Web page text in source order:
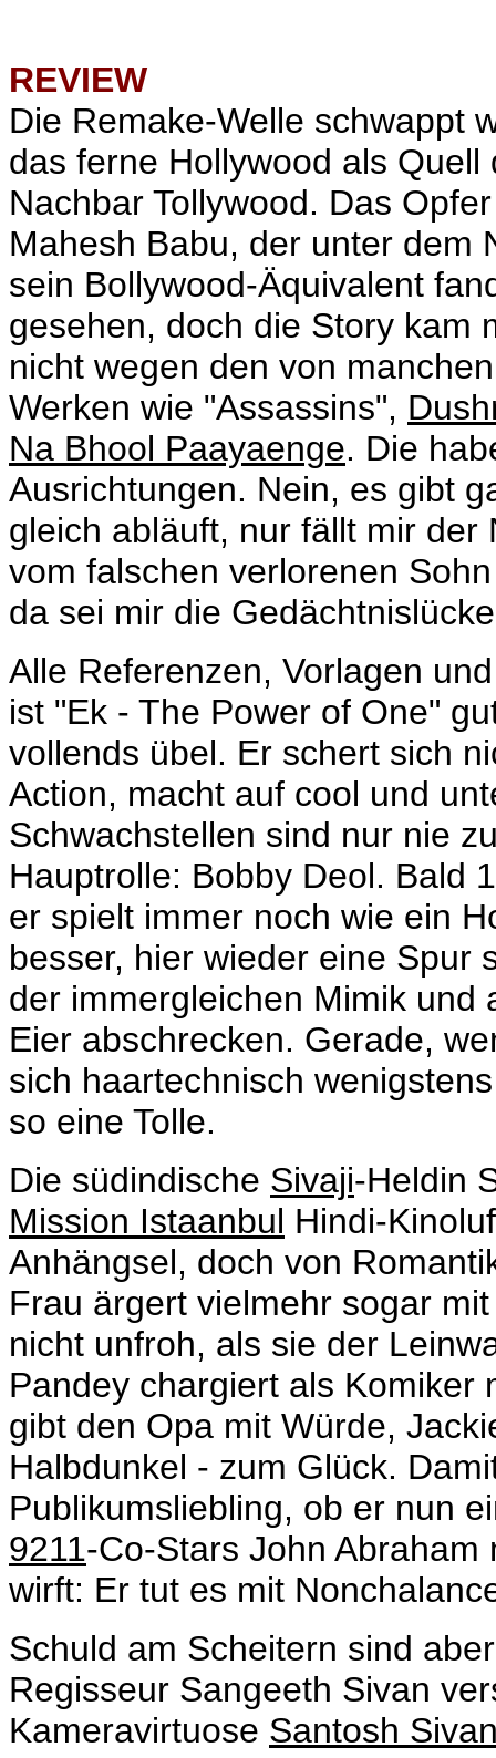
REVIEW
Die Remake-Welle schwappt
das ferne Hollywood als
Nachbar Tollywood. Das
Mahesh Babu, der unter dem
sein Bollywood-Äquivalent
gesehen, doch die Story kam
nicht wegen den von
Werken wie "Assassins",
Na Bhool Paayaenge. Die
Ausrichtungen. Nein, es gibt
gleich abläuft, nur fällt mir der
vom falschen verlorenen
da sei mir die
Alle Referenzen, Vorlagen
ist "Ek - The Power of One"
vollends übel. Er schert sich
Action, macht auf cool und
Schwachstellen sind nur nie
Hauptrolle: Bobby Deol. Bald
er spielt immer noch wie ein
besser, hier wieder eine Spur
der immergleichen Mimik und
Eier abschrecken. Gerade,
sich haartechnisch
so eine Tolle.
Die südindische Sivaji-Heldin
Mission Istaanbul Hindi-
Anhängsel, doch von
Frau ärgert vielmehr sogar
nicht unfroh, als sie der
Pandey chargiert als Komiker
gibt den Opa mit Würde,
Halbdunkel - zum Glück.
Publikumsliebling, ob er nun
9211-Co-Stars John
wirft: Er tut es mit
Schuld am Scheitern sind
Regisseur Sangeeth Sivan
Kameravirtuose Santosh